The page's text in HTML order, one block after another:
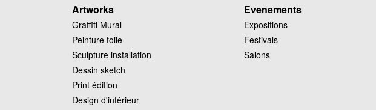
Artworks
Graffiti Mural
Peinture toile
Sculpture installation
Dessin sketch
Print édition
Design d'intérieur
Evenements
Expositions
Festivals
Salons